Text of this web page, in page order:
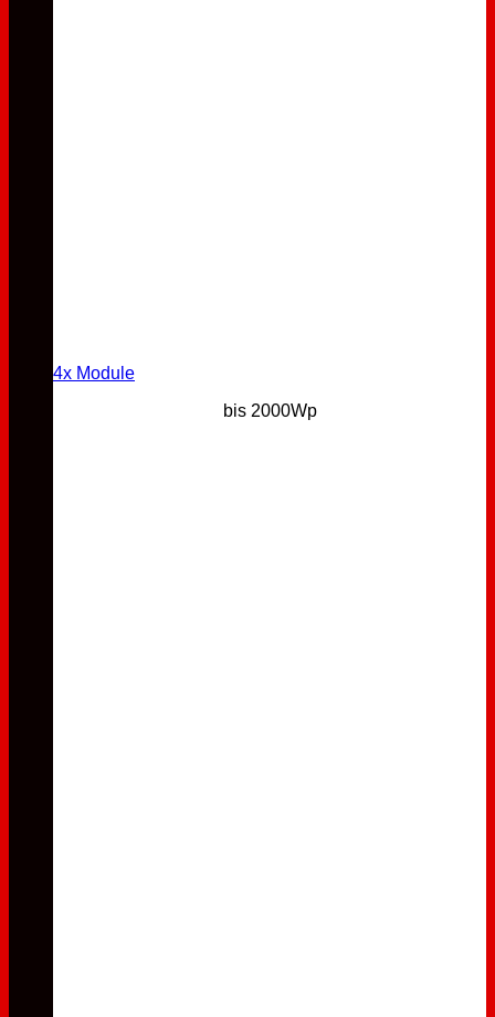
4x Module
bis 2000Wp